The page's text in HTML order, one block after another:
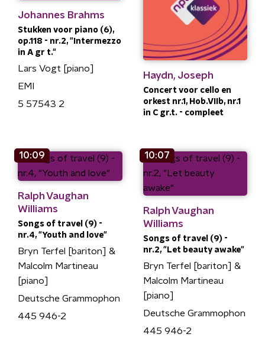
Johannes Brahms
Stukken voor piano (6),
op.118 - nr.2, "Intermezzo
in A gr t."
Lars Vogt [piano]
EMI
5 57543 2
Haydn, Joseph
Concert voor cello en
orkest nr.1, Hob.VIIb, nr.1
in C gr.t. - compleet
10:09
Ralph Vaughan
Williams
Songs of travel (9) -
nr.4, "Youth and love"
Bryn Terfel [bariton] &
Malcolm Martineau
[piano]
Deutsche Grammophon
445 946-2
10:07
Ralph Vaughan
Williams
Songs of travel (9) -
nr.2, "Let beauty awake"
Bryn Terfel [bariton] &
Malcolm Martineau
[piano]
Deutsche Grammophon
445 946-2